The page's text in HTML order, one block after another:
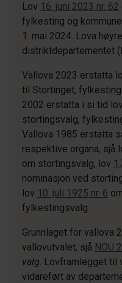
Lov 16. juni 2023 nr. 62
fylkesting og
1. mai 2024. Lova
distriktdepartementet
Vallova 2023 erstatta
til Stortinget,
2002 erstatta i si tid lov
stortingsvalg,
Vallova 1985 erstatta
respektive organa, sjå
om stortingsvalg, lov
nominasjon ved
lov 10. juli 1925 nr. 6
fylkestingsvalg.
Grunnlaget for vallova
vallovutvalet, sjå NOU
valg. Lovframlegget til
vidareført av